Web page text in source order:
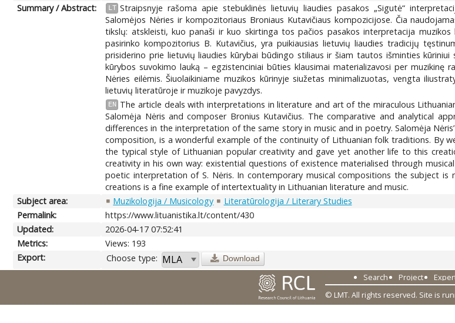
Summary / Abstract: LT Straipsnyje rašoma apie stebuklinės lietuvių liaudies pasakos „Sigutė“
Salomėjos Nėries ir kompozitoriaus Broniaus Kutavičiaus kompozicijose. Čia
tikslų: atskleisti, kuo panaši ir kuo skirtinga tos pačios pasakos interpretacija
pasirinko kompozitorius B. Kutavičius, yra puikiausias lietuvių liaudies tradicijų
prisiderino prie lietuvių liaudies kūrybai būdingo stiliaus ir šiam tautos išminties
kūrybos suvokimo lauką – egzistenciniai būties klausimai materializavosi per
Nėries eilėmis. Šiuolaikiniame muzikos kūrinyje siužetas minimalizuotas, vengta
lietuvių literatūroje ir muzikoje pavyzdys.
EN
The article deals with interpretations in literature and art of the miraculous
Salomėja Nėris and composer Bronius Kutavičius. The comparative and analytical
differences in the interpretation of the same story in music and in poetry. Salomėja
composition, is a wonderful example of the continuity of Lithuanian folk traditions.
the typical style of Lithuanian popular creativity and gave yet another life to this
creativity in his own way: existential questions of existence materialised through
poetic interpretation of S. Nėris. In contemporary musical compositions the subject is
creations is a fine example of intertextuality in Lithuanian literature and music.
Subject area:
Muzikologija / Musicology
Literatūrologija / Literary Studies
Permalink:
https://www.lituanistika.lt/content/430
Updated:
2026-04-17 07:52:41
Metrics:
Views: 193
Export:
Choose type: Download
Search Project
© LMT. All rights reserved. Site is